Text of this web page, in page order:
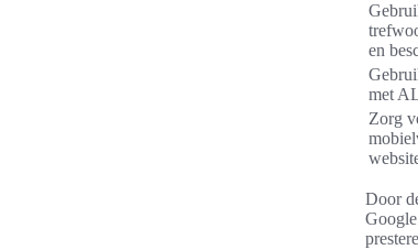
en
met
Zorg
Door